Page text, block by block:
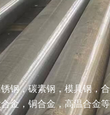
钢，碳素钢，模具钢，
金，铜合金，高温合金等